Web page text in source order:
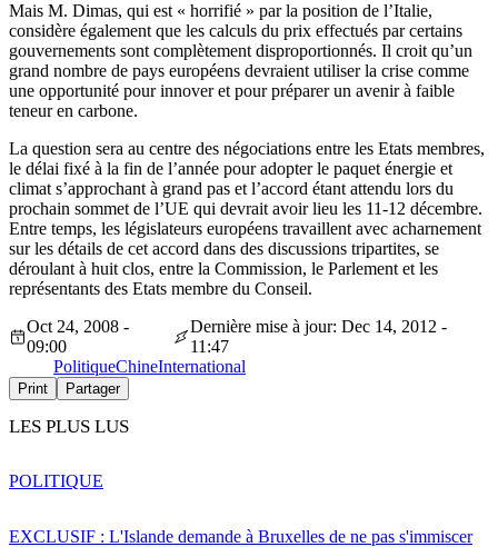
Mais M. Dimas, qui est « horrifié » par la position de l’Italie,
considère également que les calculs du prix effectués par certains
gouvernements sont complètement disproportionnés. Il croit qu’un
grand nombre de pays européens devraient utiliser la crise comme
une opportunité pour innover et pour préparer un avenir à faible
teneur en carbone.
La question sera au centre des négociations entre les Etats membres,
le délai fixé à la fin de l’année pour adopter le paquet énergie et
climat s’approchant à grand pas et l’accord étant attendu lors du
prochain sommet de l’UE qui devrait avoir lieu les 11-12 décembre.
Entre temps, les législateurs européens travaillent avec acharnement
sur les détails de cet accord dans des discussions tripartites, se
déroulant à huit clos, entre la Commission, le Parlement et les
représentants des Etats membre du Conseil.
Oct 24, 2008 -
09:00
Dernière mise à jour: Dec 14, 2012 -
11:47
PolitiqueChineInternational
Print Partager
LES PLUS LUS
EXCLUSIF : L'Islande demande à Bruxelles de ne pas s'immiscer
POLITIQUE